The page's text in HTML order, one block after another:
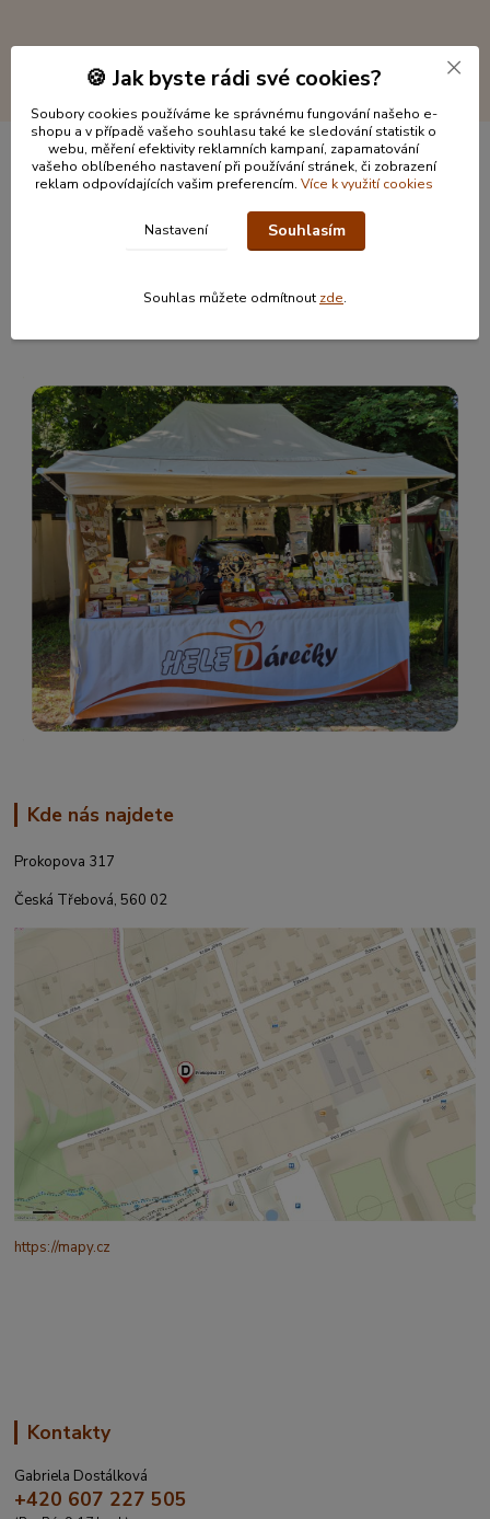
Informace pro zákazníky
Kde nás najdete
Prokopova 317
Česká Třebová, 560 02
https://mapy.cz
Kontakty
Gabriela Dostálková
+420 607 227 505
🍪 Jak byste rádi své cookies?
Soubory cookies používáme ke správnému fungování našeho e-
shopu a v případě vašeho souhlasu také ke sledování statistik o
webu, měření efektivity reklamních kampaní, zapamatování
vašeho oblíbeného nastavení při používání stránek, či zobrazení
reklam odpovídajících vašim preferencím. Více k využití cookies
Nastavení Souhlasím
Souhlas můžete odmítnout zde.